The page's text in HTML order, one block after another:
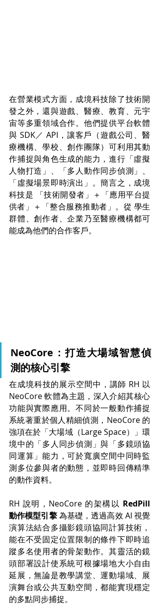
在營業模式方面，成境科技除了技術開
發之外，還與遊戲、醫療、教育、元宇
宙等多重領域合作。他們提供平台軟體
與 SDK／ API，讓客戶（遊戲公司、醫
療機構、學校、創作團隊）可利用其動
作捕捉與角色生成的能力，進行「虛擬
人物打造」、「多人動作同步偵測」、
「虛擬場景即時演出」。簡言之，成境
科技是 「技術開發者」＋「應用平台提
供者」＋「整合服務推動者」。從 學生
群體、創作者、企業乃至醫療機構都可
能成為他們的合作客戶。
NeoCore：打造大場域智慧偵
測的核心引擎
在成境科技的展示空間中，講師 RH 以
NeoCore 軟體為主題，深入介紹其核心
功能與實際應用。不同於一般動作捕捉
系統著重於個人精細偵測，NeoCore 的
強項在於「大場域（Large Space）」環
境中的「多人同步偵測」與「多鏡頭協
同運算」能力，可於寬廣空間中同時監
測多位參與者的動態，並即時回傳精準
的動作資料。
RH 說明，NeoCore 的架構以 RedPill
動作模型引擎 為基礎，透過高效 AI 視覺
演算法結合多攝影鏡頭協同計算技術，
能在不受固定位置限制的條件下即時追
蹤多名使用者的骨架動作。其靈活的鏡
頭部署設計使系統可根據場地大小自由
延展，無論是教學講堂、運動場域、展
演舞台或公共互動空間，都能實現穩定
的多點同步捕捉。